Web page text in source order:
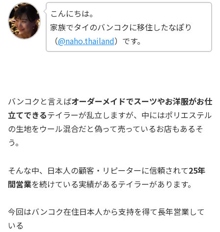
こんにちは。
家族でタイのバンコクに移住したなぽり
（@naho.thailand）です。
バンコクと言えばオーダーメイドでスーツやお洋服がお仕
立てできるテイラーが乱立しますが、中にはポリエステル
の生地をウール混合だと偽って売っているお店もあるそ
う。
そんな中、日本人の顧客・リピーターに信頼されて25年
間営業を続けている実績があるテイラーがあります。
今回はバンコク在住日本人から支持を得て長年営業して
いる